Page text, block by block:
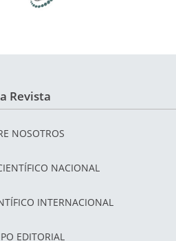
Revista
NOSOTROS
NACIONAL
INTERNACIONAL
EDITORIAL